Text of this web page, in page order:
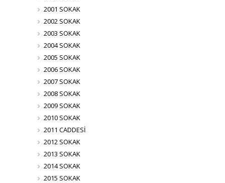
2001 SOKAK
2002 SOKAK
2003 SOKAK
2004 SOKAK
2005 SOKAK
2006 SOKAK
2007 SOKAK
2008 SOKAK
2009 SOKAK
2010 SOKAK
2011 CADDESİ
2012 SOKAK
2013 SOKAK
2014 SOKAK
2015 SOKAK